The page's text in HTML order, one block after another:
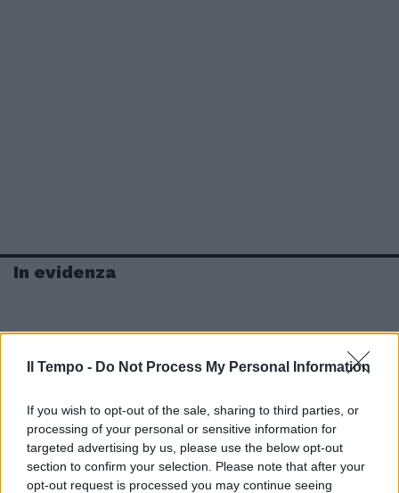
Il Tempo - Do Not Process My Personal Information
If you wish to opt-out of the sale, sharing to third parties, or
processing of your personal or sensitive information for
targeted advertising by us, please use the below opt-out
section to confirm your selection. Please note that after your
opt-out request is processed you may continue seeing
In evidenza